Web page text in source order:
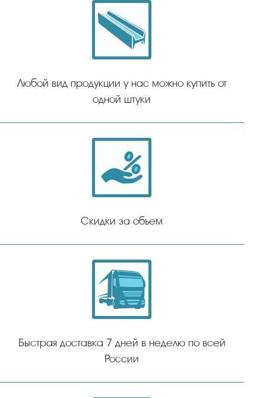
Любой вид продукции у нас можно купить от
одной штуки
Скидки за объем
Быстрая доставка 7 дней в неделю по всей
России